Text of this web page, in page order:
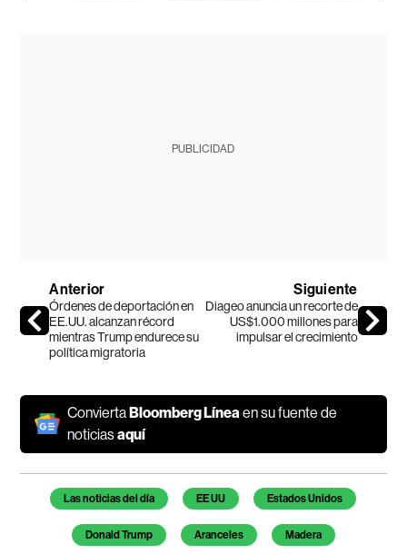
PUBLICIDAD
Anterior
Órdenes de deportación en
EE.UU. alcanzan récord
mientras Trump endurece su
política migratoria
Siguiente
Diageo anuncia un recorte de
US$1.000 millones para
impulsar el crecimiento
ConviertaBloomberg Línea en su fuente de
noticiasaquí
Temas de este artículo
Las noticias del día EE UU Estados Unidos
Donald Trump Aranceles Madera